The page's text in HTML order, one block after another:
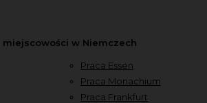
w Niemczech
Praca Essen
Praca Monachium
Praca Frankfurt